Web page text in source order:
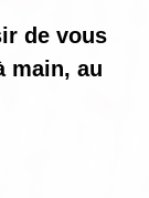
de vous
main, au